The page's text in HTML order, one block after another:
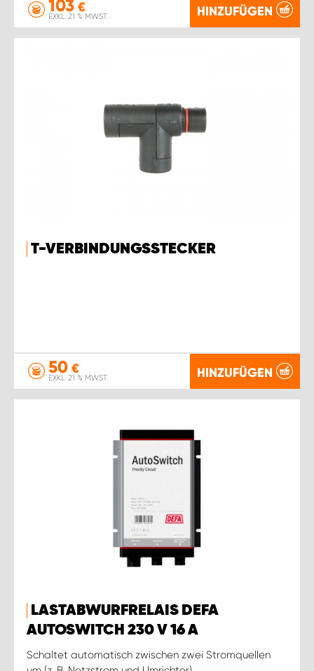
103 €
EXKL. 21 % MWST. HINZUFÜGEN
T-VERBINDUNGSSTECKER
50 €
EXKL. 21 % MWST. HINZUFÜGEN
LASTABWURFRELAIS DEFA
AUTOSWITCH 230 V 16 A
Schaltet automatisch zwischen zwei Stromquellen